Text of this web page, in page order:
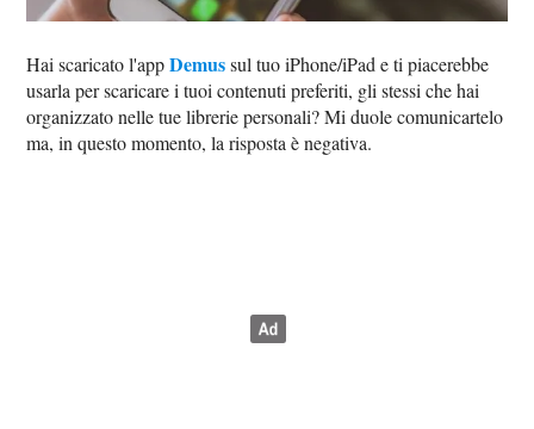
Hai scaricato l'appDemussul tuo iPhone/iPad e ti piacerebbe
usarla per scaricare i tuoi contenuti preferiti, gli stessi che hai
organizzato nelle tue librerie personali? Mi duole comunicartelo
ma, in questo momento, la risposta è negativa.